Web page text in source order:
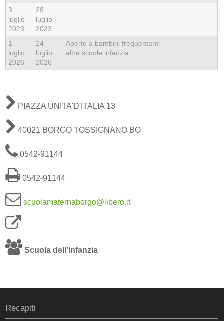
3
luglio
2023
28
luglio
2023
1
luglio
2026
24
luglio
2026
Aperto a bambini frequentanti
altre scuole infanzia
PIAZZA UNITA'D'ITALIA 13
40021 BORGO TOSSIGNANO BO
0542-91144
0542-91144
scuolamaternaborgo@libero.it
Scuola dell'infanzia
Recapiti